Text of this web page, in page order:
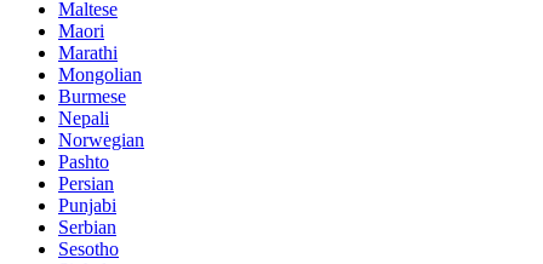
Maltese
Maori
Marathi
Mongolian
Burmese
Nepali
Norwegian
Pashto
Persian
Punjabi
Serbian
Sesotho